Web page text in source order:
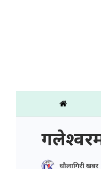
धौलागिरी खबर